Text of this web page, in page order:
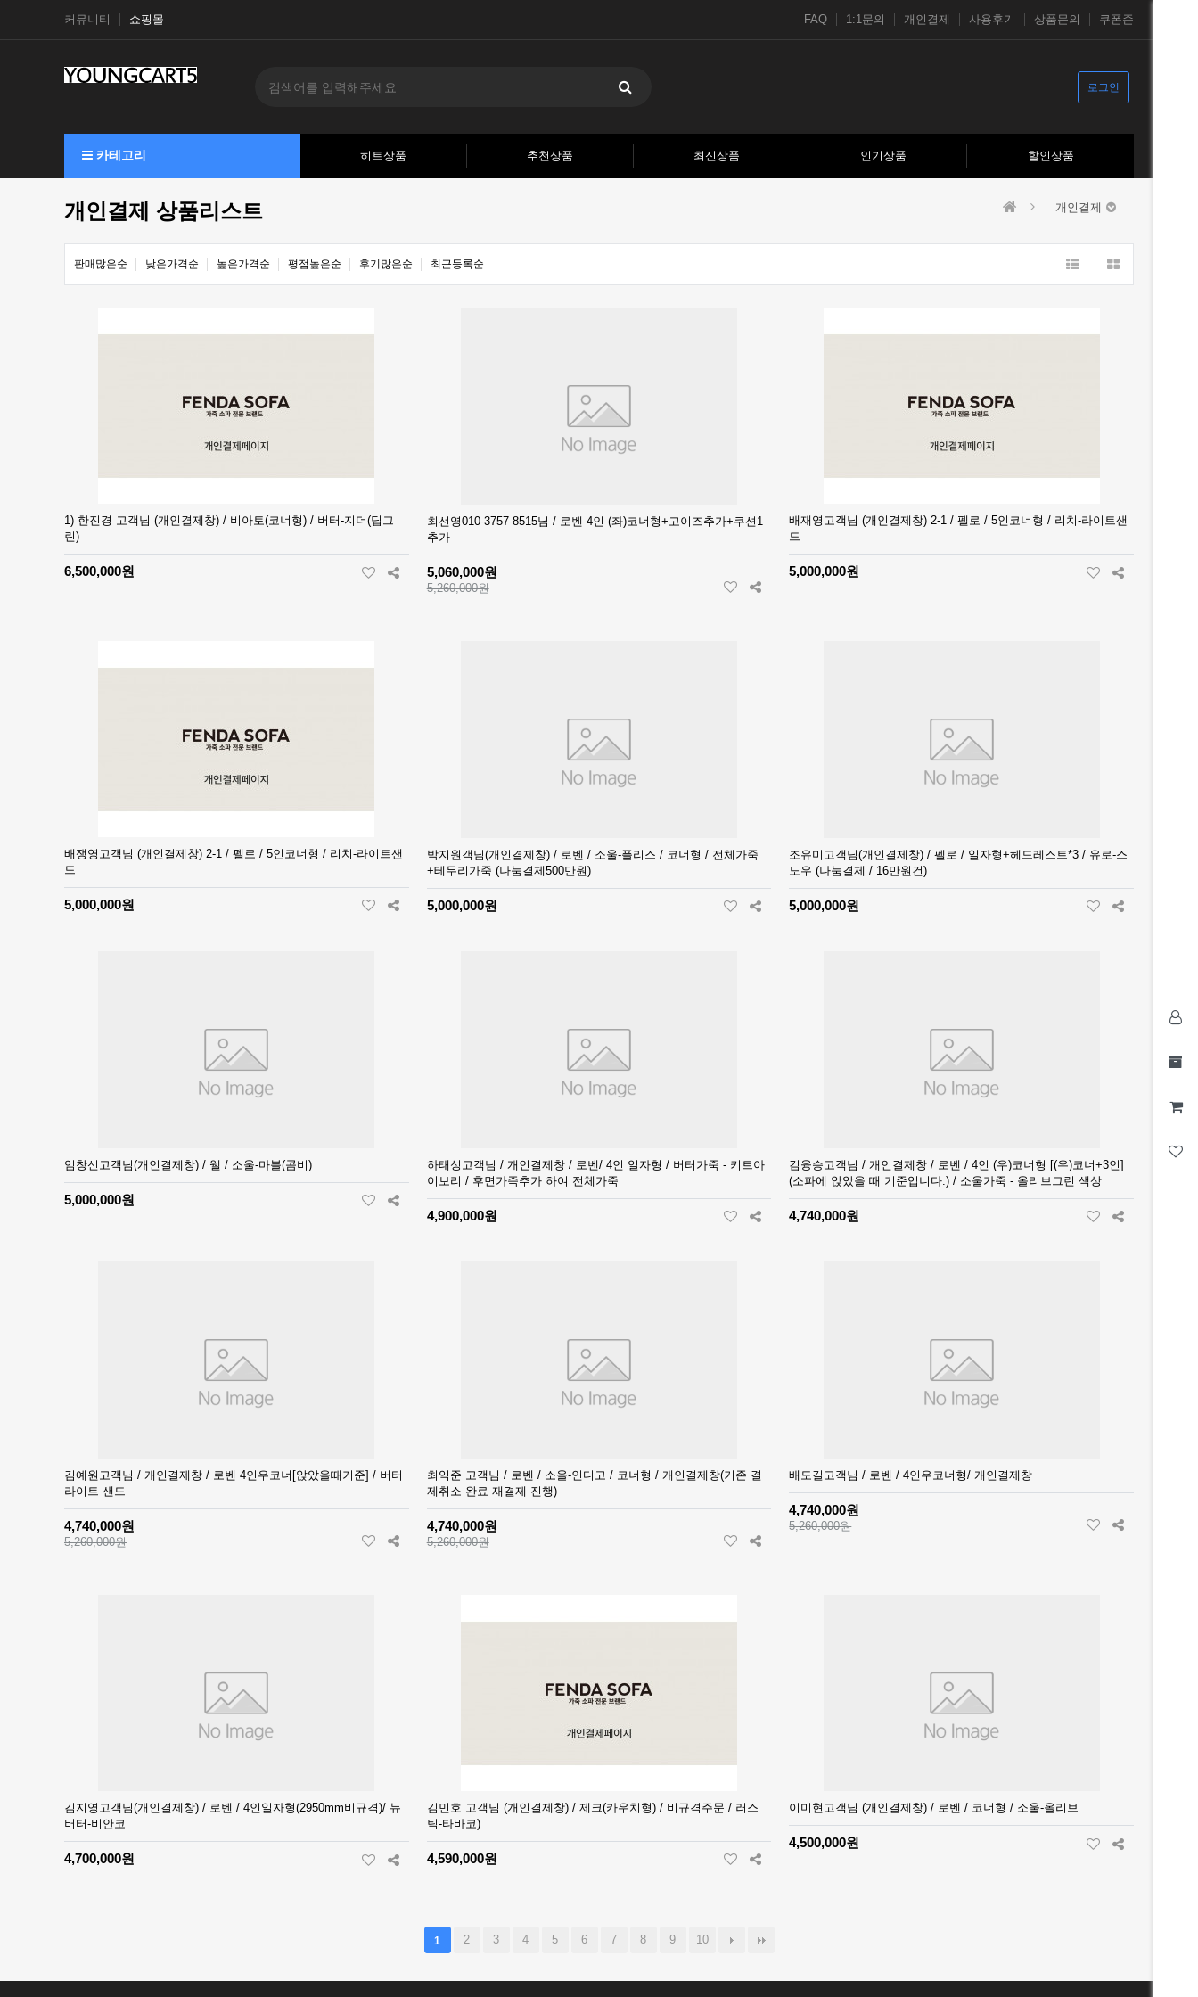
커뮤니티 쇼핑몰 FAQ 1:1문의 개인결제 사용후기 상품문의 쿠폰존
로그인
카테고리 히트상품 추천상품 최신상품 인기상품 할인상품
개인결제 상품리스트 개인결제
판매많은순 낮은가격순 높은가격순 평점높은순 후기많은순 최근등록순
1) 한진경 고객님 (개인결제창) / 비아토(코너형) / 버터-지더(딥그
린)
6,500,000원
최선영010-3757-8515님 / 로벤 4인 (좌)코너형+고이즈추가+쿠션1
추가
5,060,000원
5,260,000원
배재영고객님 (개인결제창) 2-1 / 펠로 / 5인코너형 / 리치-라이트샌
드
5,000,000원
배쟁영고객님 (개인결제창) 2-1 / 펠로 / 5인코너형 / 리치-라이트샌
드
5,000,000원
박지원객님(개인결제창) / 로벤 / 소울-플리스 / 코너형 / 전체가죽
+테두리가죽 (나눔결제500만원)
5,000,000원
조유미고객님(개인결제창) / 펠로 / 일자형+헤드레스트*3 / 유로-스
노우 (나눔결제 / 16만원건)
5,000,000원
임창신고객님(개인결제창) / 웰 / 소울-마블(콤비)
5,000,000원
하태성고객님 / 개인결제창 / 로벤/ 4인 일자형 / 버터가죽 - 키트아
이보리 / 후면가죽추가 하여 전체가죽
4,900,000원
김융승고객님 / 개인결제창 / 로벤 / 4인 (우)코너형 [(우)코너+3인]
(소파에 앉았을 때 기준입니다.) / 소울가죽 - 올리브그린 색상
4,740,000원
김예원고객님 / 개인결제창 / 로벤 4인우코너[앉았을때기준] / 버터
라이트 샌드
4,740,000원
5,260,000원
최익준 고객님 / 로벤 / 소울-인디고 / 코너형 / 개인결제창(기존 결
제취소 완료 재결제 진행)
4,740,000원
5,260,000원
배도길고객님 / 로벤 / 4인우코너형/ 개인결제창
4,740,000원
5,260,000원
김지영고객님(개인결제창) / 로벤 / 4인일자형(2950mm비규격)/ 뉴
버터-비안코
4,700,000원
김민호 고객님 (개인결제창) / 제크(카우치형) / 비규격주문 / 러스
틱-타바코)
4,590,000원
이미현고객님 (개인결제창) / 로벤 / 코너형 / 소울-올리브
4,500,000원
1 2 3 4 5 6 7 8 9 10